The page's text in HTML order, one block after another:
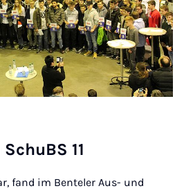
11
fand im Benteler Aus- und